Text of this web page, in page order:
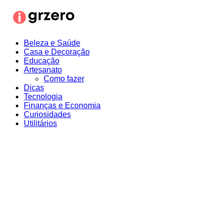
para
Beleza e Saúde
Casa e Decoração
Educação
Artesanato
Como fazer
Dicas
Tecnologia
Finanças e Economia
Curiosidades
Utilitários